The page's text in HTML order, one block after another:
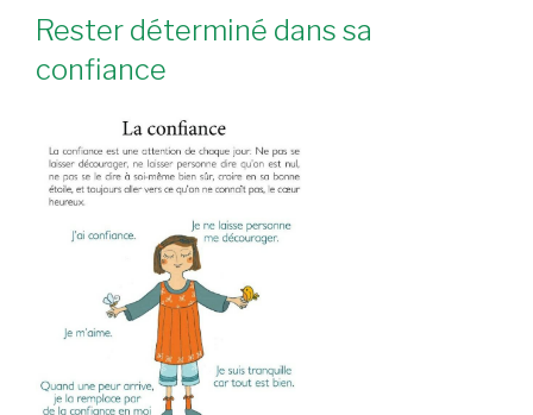
Rester déterminé dans sa
confiance